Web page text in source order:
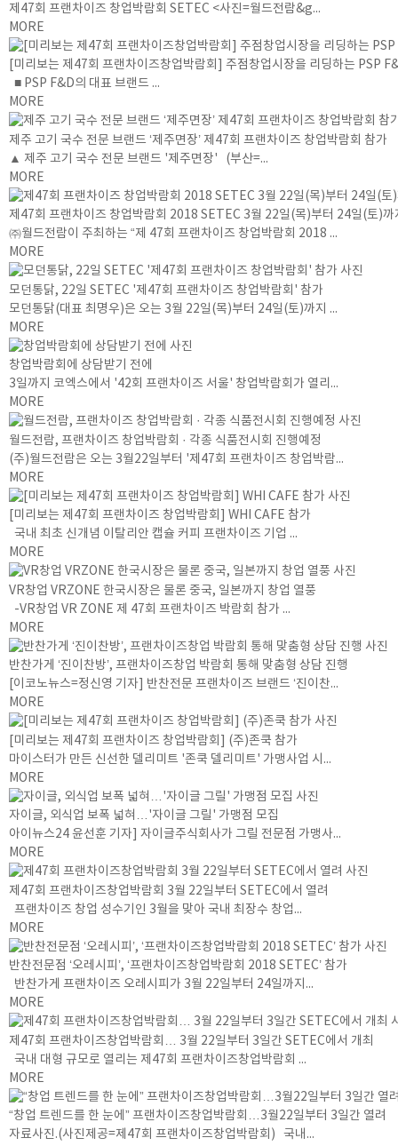
제47회 프랜차이즈 창업박람회 SETEC <사진=월드전람&g...
MORE
[미리보는 제47회 프랜차이즈창업박람회] 주점창업시장을 리딩하는 PSP
■ PSP F&D의 대표 브랜드 ...
MORE
제주 고기 국수 전문 브랜드 ‘제주면장’ 제47회 프랜차이즈 창업박람회 참가
▲ 제주 고기 국수 전문 브랜드 '제주면장' (부산=...
MORE
제47회 프랜차이즈 창업박람회 2018 SETEC 3월 22일(목)부터 24일(토)까
㈜월드전람이 주최하는 “제 47회 프랜차이즈 창업박람회 2018 ...
MORE
모던통닭, 22일 SETEC '제47회 프랜차이즈 창업박람회' 참가
모던통닭(대표 최명우)은 오는 3월 22일(목)부터 24일(토)까지 ...
MORE
창업박람회에 상담받기 전에
3일까지 코엑스에서 '42회 프랜차이즈 서울' 창업박람회가 열리...
MORE
월드전람, 프랜차이즈 창업박람회 · 각종 식품전시회 진행예정
(주)월드전람은 오는 3월22일부터 '제47회 프랜차이즈 창업박람...
MORE
[미리보는 제47회 프랜차이즈 창업박람회] WHI CAFE 참가
국내 최초 신개념 이탈리안 캡슐 커피 프랜차이즈 기업 ...
MORE
VR창업 VRZONE 한국시장은 물론 중국, 일본까지 창업 열풍
-VR창업 VR ZONE 제 47회 프랜차이즈 박람회 참가 ...
MORE
반찬가게 ‘진이찬방’, 프랜차이즈창업 박람회 통해 맞춤형 상담 진행
[이코노뉴스=정신영 기자] 반찬전문 프랜차이즈 브랜드 ‘진이찬...
MORE
[미리보는 제47회 프랜차이즈 창업박람회] (주)존쿡 참가
마이스터가 만든 신선한 델리미트 '존쿡 델리미트' 가맹사업 시...
MORE
자이글, 외식업 보폭 넓혀…'자이글 그릴' 가맹점 모집
아이뉴스24 윤선훈 기자] 자이글주식회사가 그릴 전문점 가맹사...
MORE
제47회 프랜차이즈창업박람회 3월 22일부터 SETEC에서 열려
프랜차이즈 창업 성수기인 3월을 맞아 국내 최장수 창업...
MORE
반찬전문점 ‘오레시피’, ‘프랜차이즈창업박람회 2018 SETEC’ 참가
반찬가게 프랜차이즈 오레시피가 3월 22일부터 24일까지...
MORE
제47회 프랜차이즈창업박람회… 3월 22일부터 3일간 SETEC에서 개최
국내 대형 규모로 열리는 제47회 프랜차이즈창업박람회 ...
MORE
“창업 트렌드를 한 눈에” 프랜차이즈창업박람회…3월22일부터 3일간 열려
자료사진.(사진제공=제47회 프랜차이즈창업박람회) 국내...